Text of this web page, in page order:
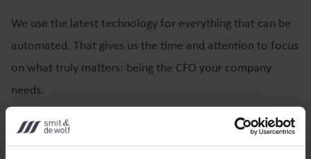
We use the latest technology for everything that can be
automated. That gives us the time and attention to focus
on what truly matters: being the CFO your company
needs.
payroll administration. But we’re also there for the